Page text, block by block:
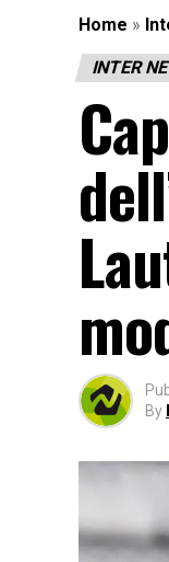
Home »
INTER
By